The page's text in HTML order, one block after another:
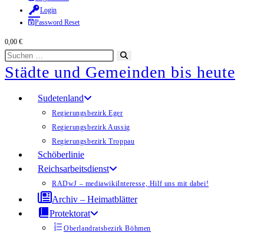
Inhalt
springen
Login
Password Reset
0,00 €
Diese
Website
durchsuchen
starten
Städte und Gemeinden bis heute
Sudetenland
Regierungsbezirk Eger
Regierungsbezirk Aussig
Regierungsbezirk Troppau
Schöberlinie
Reichsarbeitsdienst
RADwJ – mediawikiInteresse, Hilf uns mit dabei!
Archiv – Heimatblätter
Protektorat
Oberlandratsbezirk Böhmen